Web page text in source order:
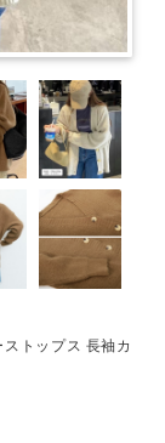
トップス 長袖カ